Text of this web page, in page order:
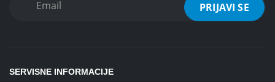
SERVISNE INFORMACIJE